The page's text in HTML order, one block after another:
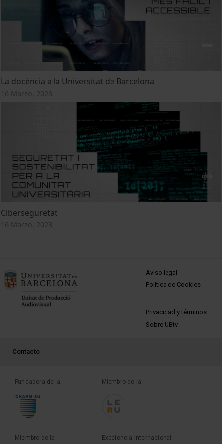
La docència a la Universitat de Barcelona
16 Marzo, 2023
Ciberseguretat
16 Marzo, 2023
MENÚ PEU 1
Aviso legal
Política de Cookies
PEU 2
Privacidad y términos
Sobre UBtv
PEU 3
Contacto
Fundadora de la Miembro de la
Miembro de la Excelencia internacional